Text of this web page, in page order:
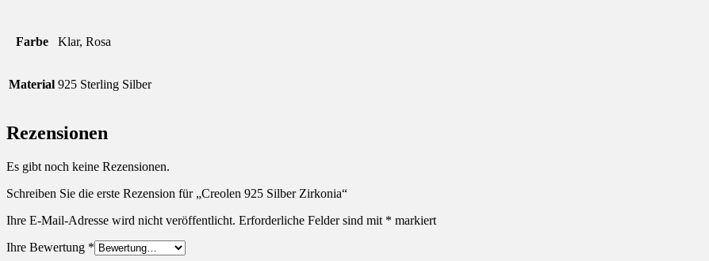
Farbe Klar, Rosa
Material 925 Sterling Silber
Rezensionen
Es gibt noch keine Rezensionen.
Schreiben Sie die erste Rezension für „Creolen 925 Silber Zirkonia“
Ihre E-Mail-Adresse wird nicht veröffentlicht. Erforderliche Felder sind mit * markiert
Ihre Bewertung *